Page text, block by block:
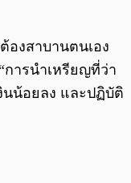
องสาบานตนเอง
การนำเหรียญที่ว่า
นน้อยลง และปฏิบัติ